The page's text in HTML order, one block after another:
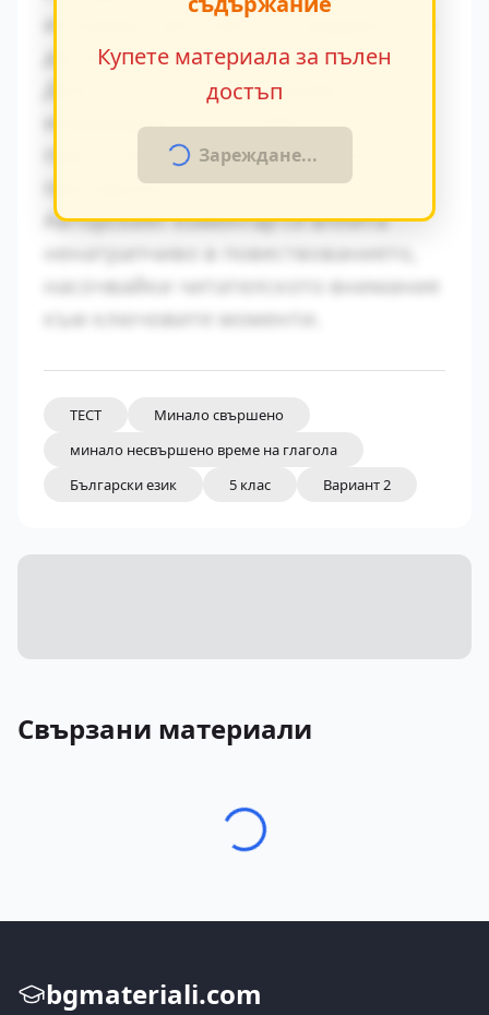
изгражда чрез умелото редуване на
динамични и статични епизоди.
Диалогичната реч разкрива
индивидуалните особености на
персонажите и тяхната социална
принадлежност.
Авторският коментар се вплита
ненатрапчиво в повествованието,
насочвайки читателското внимание
към ключовите моменти.
Купете материала за пълен
достъп
Зареждане...
ТЕСТ
Минало свършено
минало несвършено време на глагола
Български език
5 клас Вариант 2
Свързани материали
bgmateriali.com